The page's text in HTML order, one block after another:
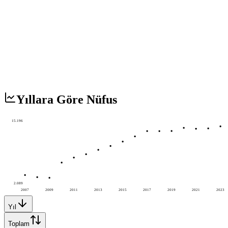
Yıllara Göre Nüfus
2007 2009 2011 2013 2015 2017 2019 2021 2023
15.196
2.089
Yıl
Toplam